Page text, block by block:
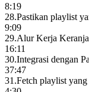
8:19
28.Pastikan playlist
9:09
29.Alur Kerja
16:11
30.Integrasi dengan
37:47
31.Fetch playlist